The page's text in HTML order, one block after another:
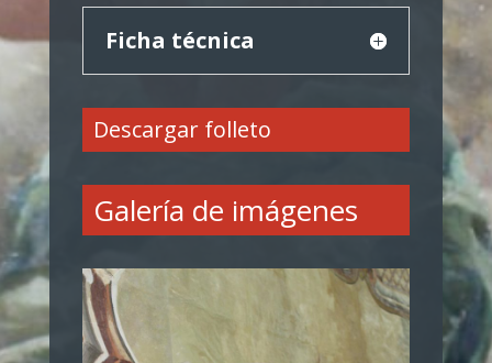
Ficha técnica
Descargar folleto
Galería de imágenes